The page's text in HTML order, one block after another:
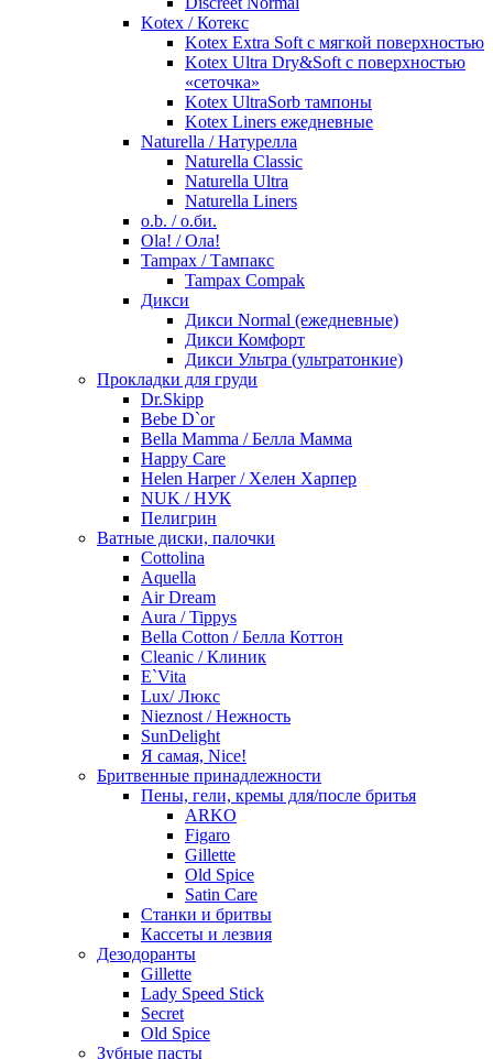
Kotex / Котекс
Kotex Extra Soft с мягкой поверхностью
Kotex Ultra Dry&Soft с поверхностью
«сеточка»
Kotex UltraSorb тампоны
Kotex Liners ежедневные
Naturella / Натурелла
Naturella Classic
Naturella Ultra
Naturella Liners
o.b. / о.би.
Ola! / Ола!
Tampax / Тампакс
Tampax Compak
Дикси
Дикси Normal (ежедневные)
Дикси Комфорт
Дикси Ультра (ультратонкие)
Прокладки для груди
Dr.Skipp
Bebe D`or
Bella Mamma / Белла Мамма
Happy Care
Helen Harper / Хелен Харпер
NUK / НУК
Пелигрин
Ватные диски, палочки
Cottolina
Aquella
Air Dream
Aura / Tippys
Bella Cotton / Белла Коттон
Cleanic / Клиник
E`Vita
Lux/ Люкс
Nieznost / Нежность
SunDelight
Я самая, Nice!
Бритвенные принадлежности
Пены, гели, кремы для/после бритья
ARKO
Figaro
Gillette
Old Spice
Satin Care
Станки и бритвы
Кассеты и лезвия
Дезодоранты
Gillette
Lady Speed Stick
Secret
Old Spice
Зубные пасты